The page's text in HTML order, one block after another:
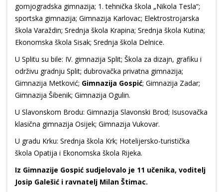
gornjogradska gimnazija; 1. tehnička škola „Nikola Tesla“;
sportska gimnazija; Gimnazija Karlovac; Elektrostrojarska
škola Varaždin; Srednja škola Krapina; Srednja škola Kutina;
Ekonomska škola Sisak; Srednja škola Delnice.
U Splitu su bile: IV. gimnazija Split; Škola za dizajn, grafiku i
održivu gradnju Split; dubrovačka privatna gimnazija;
Gimnazija Metković; Gimnazija Gospić; Gimnazija Zadar;
Gimnazija Šibenik; Gimnazija Ogulin.
U Slavonskom Brodu: Gimnazija Slavonski Brod; Isusovačka
klasična gimnazija Osijek; Gimnazija Vukovar.
U gradu Krku: Srednja škola Krk; Hotelijersko-turistička
škola Opatija i Ekonomska škola Rijeka.
Iz Gimnazije Gospić sudjelovalo je 11 učenika, voditelj
Josip Galešić i ravnatelj Milan Štimac.